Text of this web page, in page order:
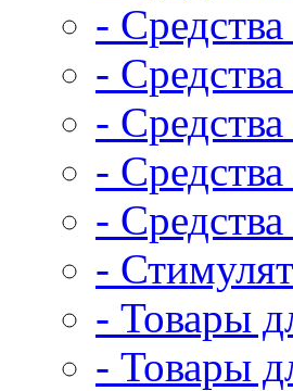
-
-
-
-
-
-
- Товары
- Товары